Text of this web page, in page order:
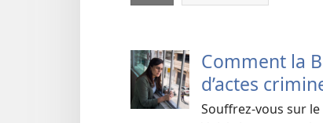
Comment la
d’actes
Souffrez-vous sur